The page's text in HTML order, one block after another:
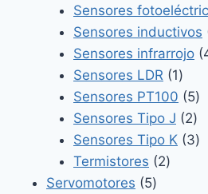
Sensores
Sensores inductivos
Sensores infrarrojo
Sensores LDR 11
Sensores PT100 55
Sensores Tipo J 22
Sensores Tipo K 33
Termistores 22
Servomotores 55